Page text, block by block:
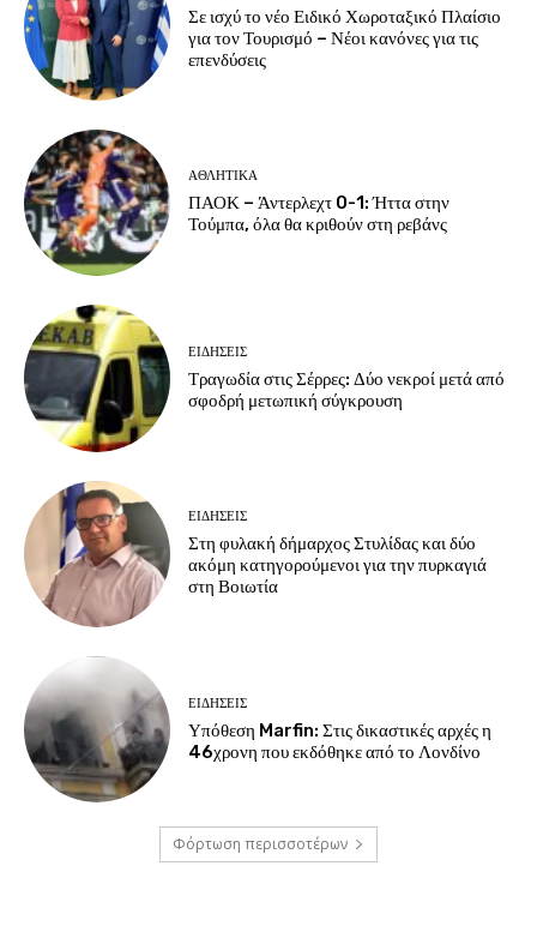
Σε ισχύ το νέο Ειδικό Χωροταξικό Πλαίσιο
για τον Τουρισμό – Νέοι κανόνες για τις
επενδύσεις
ΑΘΛΗΤΙΚΑ
ΠΑΟΚ – Άντερλεχτ 0-1: Ήττα στην
Τούμπα, όλα θα κριθούν στη ρεβάνς
ΕΙΔΗΣΕΙΣ
Τραγωδία στις Σέρρες: Δύο νεκροί μετά από
σφοδρή μετωπική σύγκρουση
ΕΙΔΗΣΕΙΣ
Στη φυλακή δήμαρχος Στυλίδας και δύο
ακόμη κατηγορούμενοι για την πυρκαγιά
στη Βοιωτία
ΕΙΔΗΣΕΙΣ
Υπόθεση Marfin: Στις δικαστικές αρχές η
46χρονη που εκδόθηκε από το Λονδίνο
Φόρτωση περισσοτέρων